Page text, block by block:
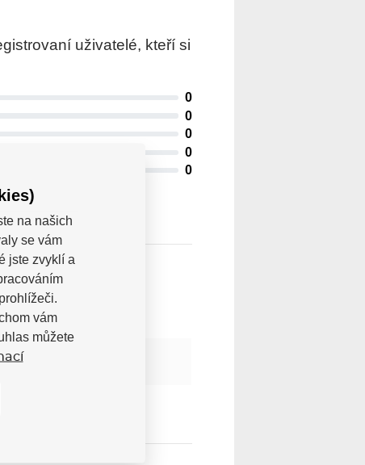
uživatelé, kteří si
0
0
0
0
0
na našich
se vám
jste zvyklí a
vám
můžete